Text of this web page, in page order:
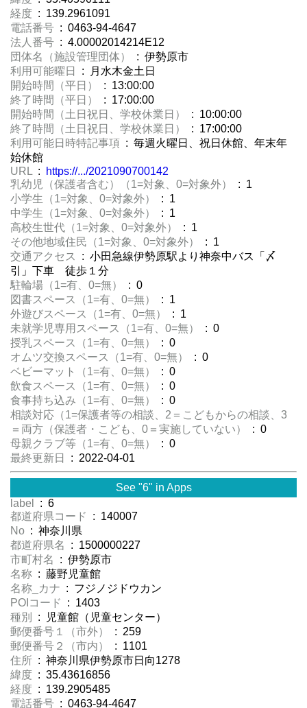
経度 : 139.2961091
電話番号 : 0463-94-4647
法人番号 : 4.00002014214E12
団体名（施設管理団体）
: 伊勢原市
利用可能曜日
: 月水木金土日
開始時間（平日）
: 13:00:00
終了時間（平日）
: 17:00:00
開始時間（土日祝日、学校休業日）
: 10:00:00
終了時間（土日祝日、学校休業日）
: 17:00:00
利用可能日時特記事項 : 毎週火曜日、祝日休館、年末年
始休館
URL :
https://.../2021090700142
乳幼児（保護者含む）（1=対象、0=対象外）
: 1
小学生（1=対象、0=対象外）
: 1
中学生（1=対象、0=対象外）
: 1
高校生世代（1=対象、0=対象外）
: 1
その他地域住民（1=対象、0=対象外）
: 1
交通アクセス
: 小田急線伊勢原駅より神奈中バス「〆
引」下車 徒歩１分
駐輪場（1=有、0=無）
: 0
図書スペース（1=有、0=無）
: 1
外遊びスペース（1=有、0=無）
: 1
未就学児専用スペース（1=有、0=無）
: 0
授乳スペース（1=有、0=無）
: 0
オムツ交換スペース（1=有、0=無）
: 0
ベビーマット（1=有、0=無）
: 0
飲食スペース（1=有、0=無）
: 0
食事持ち込み（1=有、0=無）
: 0
相談対応（1=保護者等の相談、2＝こどもからの相談、3
＝両方（保護者・こども、0＝実施していない）
: 0
母親クラブ等（1=有、0=無）
: 0
最終更新日
: 2022-04-01
See "6" in Apps
label
: 6
都道府県コード
: 140007
No : 神奈川県
都道府県名
: 1500000227
市町村名
: 伊勢原市
名称 : 藤野児童館
名称_カナ : フジノジドウカン
POIコード
: 1403
種別
: 児童館（児童センター）
郵便番号１（市外）
: 259
郵便番号２（市内）
: 1101
住所 : 神奈川県伊勢原市日向1278
緯度 : 35.43616856
経度 : 139.2905485
電話番号 : 0463-94-4647